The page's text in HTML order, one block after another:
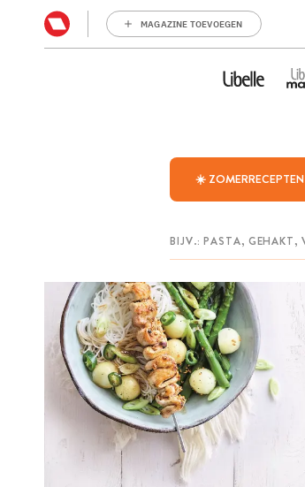
MAGAZINE TOEVOEGEN
☀️ ZOMERRECEPTEN